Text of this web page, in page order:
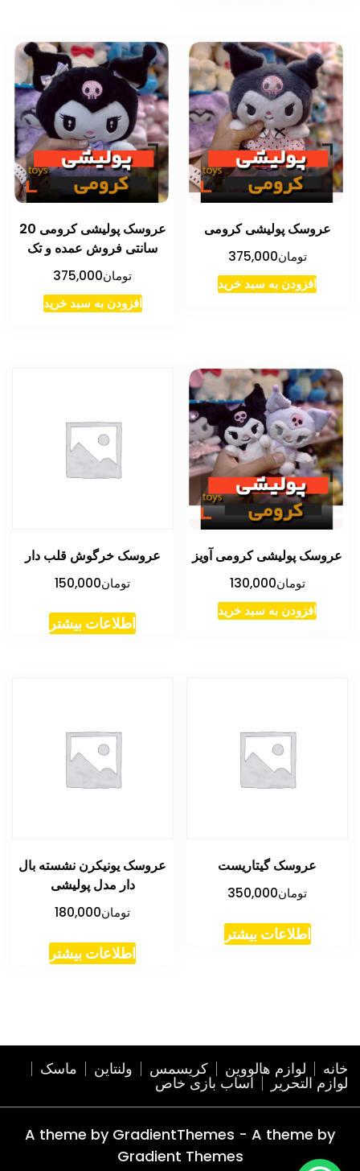
عروسک پولیشی کرومی
تومان375,000
افزودن به سبد خرید
عروسک پولیشی کرومی 20
سانتی فروش عمده و تک
تومان375,000
افزودن به سبد خرید
عروسک پولیشی کرومی آویز
تومان130,000
افزودن به سبد خرید
عروسک خرگوش قلب دار
تومان150,000
اطلاعات بیشتر
عروسک گیتاریست
تومان350,000
اطلاعات بیشتر
عروسک یونیکرن نشسته بال
دار مدل پولیشی
تومان180,000
اطلاعات بیشتر
خانه لوازم هالووین کریسمس ولنتاین ماسک
لوازم التحریر اساب بازی خاص
A theme by GradientThemes - A theme by
Gradient Themes